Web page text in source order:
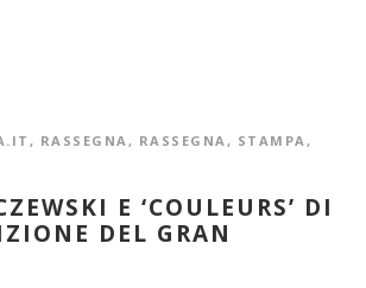
, RASSEGNA, RASSEGNA, STAMPA,
E ‘COULEURS’ DI
DEL GRAN